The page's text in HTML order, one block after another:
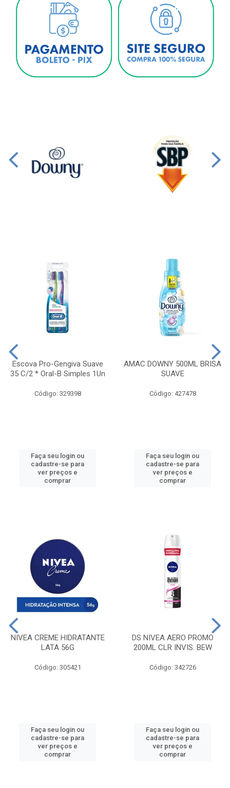
Escova Pro-Gengiva Suave
35 C/2 * Oral-B Simples 1Un
Código: 329398
Faça seu login ou
cadastre-se para
ver preços e
comprar
AMAC DOWNY 500ML BRISA
SUAVE
Código: 427478
Faça seu login ou
cadastre-se para
ver preços e
comprar
NIVEA CREME HIDRATANTE
LATA 56G
Código: 305421
Faça seu login ou
cadastre-se para
ver preços e
comprar
DS NIVEA AERO PROMO
200ML CLR INVIS. BEW
Código: 342726
Faça seu login ou
cadastre-se para
ver preços e
comprar